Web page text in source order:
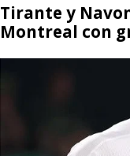
Tirante y
Montreal con